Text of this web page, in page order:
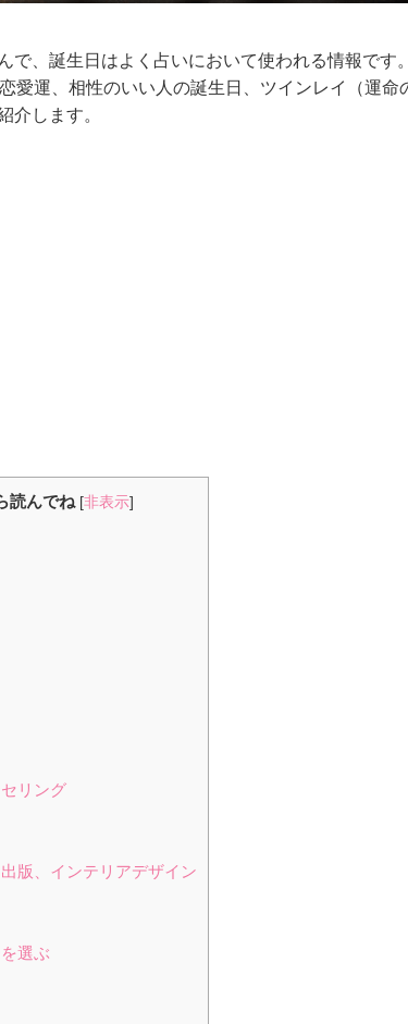
で、誕生日はよく占いにおいて使われる情報です
愛運、相性のいい人の誕生日、ツインレイ（運命
介します。
読んでね [非表示]
リング
版、インテリアデザイン
選ぶ